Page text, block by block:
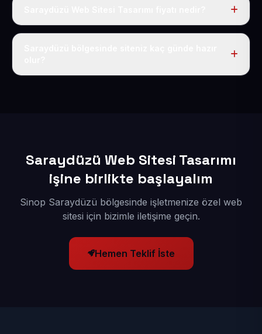
Tek fiyat uygulanır: yıllık 50 USD + KDV. Bu bedele alan
Saraydüzü Web Sitesi Tasarımı
işine birlikte başlayalım
Sinop Saraydüzü bölgesinde işletmenize özel web
sitesi için bizimle iletişime geçin.
Hemen Teklif İste